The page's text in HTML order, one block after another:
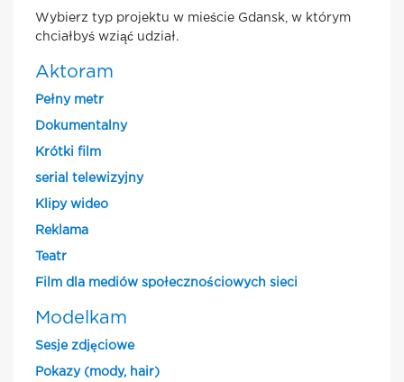
Wybierz typ projektu w mieście Gdansk, w którym
chciałbyś wziąć udział.
Aktoram
Pełny metr
Dokumentalny
Krótki film
serial telewizyjny
Klipy wideo
Reklama
Teatr
Film dla mediów społecznościowych sieci
Modelkam
Sesje zdjęciowe
Pokazy (mody, hair)